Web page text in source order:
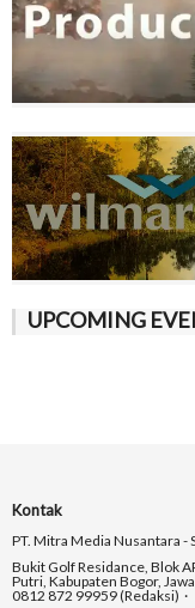
UPCOMING
Kontak
PT. Mitra Media Nusantara -
Bukit Golf Residance, Blok
Putri, Kabupaten Bogor,
0812 872 99959 (Redaksi)